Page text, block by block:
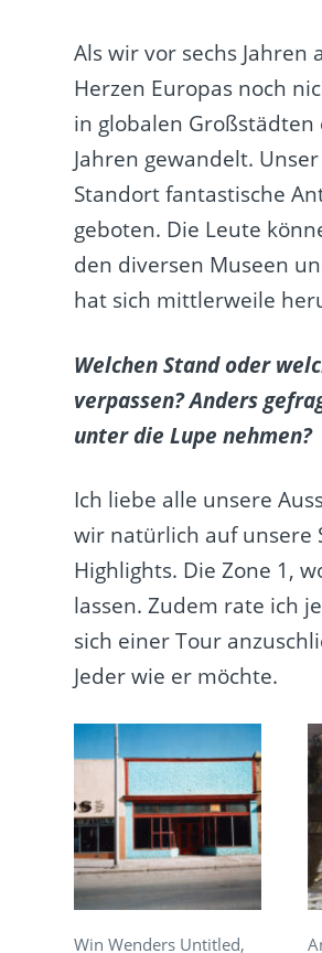
Als wir vor sechs
Herzen Europas noch
in globalen
Jahren gewandelt.
Standort fantastische
geboten. Die Leute
den diversen Museen
hat sich mittlerweile
Welchen Stand oder
verpassen? Anders
unter die Lupe nehmen?
Ich liebe alle unsere
wir natürlich auf unsere
Highlights. Die Zone 1,
lassen. Zudem rate ich
sich einer Tour
Jeder wie er möchte.
Win Wenders Untitled,